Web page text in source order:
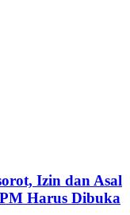
Izin dan Asal
Harus Dibuka